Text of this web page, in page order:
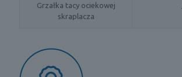
Grzałka tacy ociekowej
skraplacza